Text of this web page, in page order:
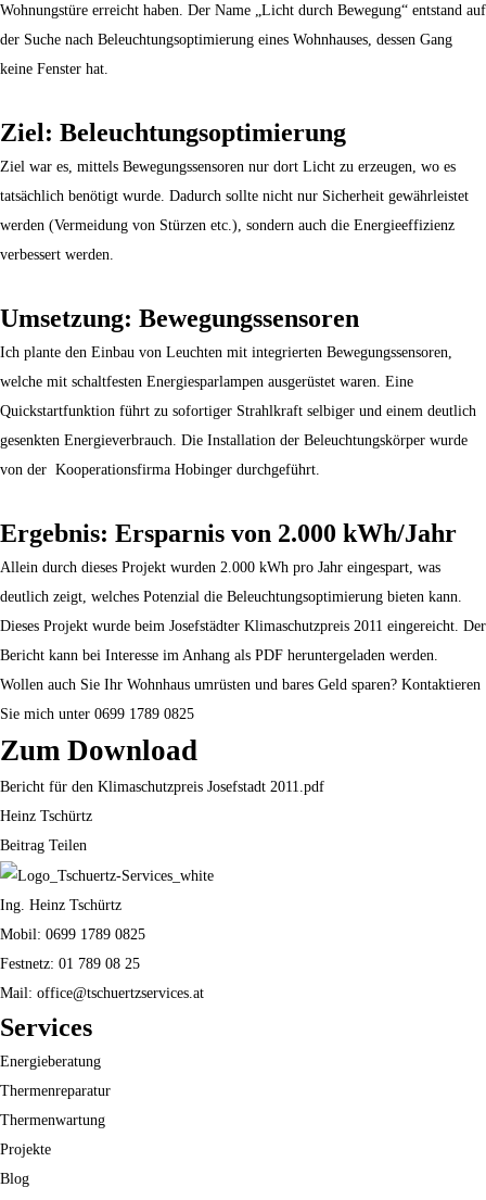
Wohnungstüre erreicht haben. Der Name „Licht durch Bewegung“ entstand auf
der Suche nach Beleuchtungsoptimierung eines Wohnhauses, dessen Gang
keine Fenster hat.
Ziel: Beleuchtungsoptimierung
Ziel war es, mittels Bewegungssensoren nur dort Licht zu erzeugen, wo es
tatsächlich benötigt wurde. Dadurch sollte nicht nur Sicherheit gewährleistet
werden (Vermeidung von Stürzen etc.), sondern auch die Energieeffizienz
verbessert werden.
Umsetzung: Bewegungssensoren
Ich plante den Einbau von Leuchten mit integrierten Bewegungssensoren,
welche mit schaltfesten Energiesparlampen ausgerüstet waren. Eine
Quickstartfunktion führt zu sofortiger Strahlkraft selbiger und einem deutlich
gesenkten Energieverbrauch. Die Installation der Beleuchtungskörper wurde
von der Kooperationsfirma Hobinger durchgeführt.
Ergebnis: Ersparnis von 2.000 kWh/Jahr
Allein durch dieses Projekt wurden 2.000 kWh pro Jahr eingespart, was
deutlich zeigt, welches Potenzial die Beleuchtungsoptimierung bieten kann.
Dieses Projekt wurde beim Josefstädter Klimaschutzpreis 2011 eingereicht. Der
Bericht kann bei Interesse im Anhang als PDF heruntergeladen werden.
Wollen auch Sie Ihr Wohnhaus umrüsten und bares Geld sparen? Kontaktieren
Sie mich unter 0699 1789 0825
Zum Download
Bericht für den Klimaschutzpreis Josefstadt 2011.pdf
Heinz Tschürtz
Beitrag Teilen
Ing. Heinz Tschürtz
Mobil: 0699 1789 0825
Festnetz: 01 789 08 25
Mail: office@tschuertzservices.at
Services
Energieberatung
Thermenreparatur
Thermenwartung
Projekte
Blog